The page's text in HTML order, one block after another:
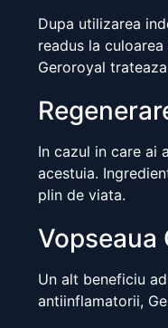
Dupa utilizarea
readus la
Geroroyal
In cazul in care ai
acestuia.
plin de viata.
Un alt beneficiu
antiinflamatorii,